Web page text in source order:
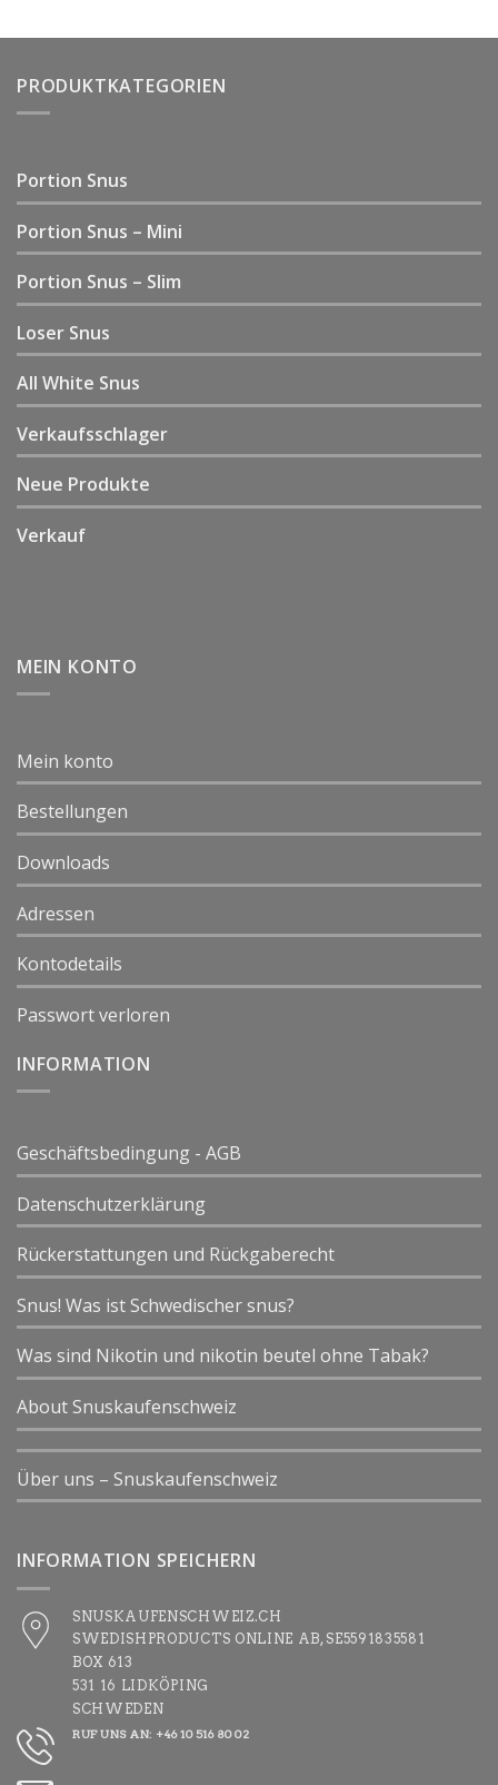
PRODUKTKATEGORIEN
Portion Snus
Portion Snus – Mini
Portion Snus – Slim
Loser Snus
All White Snus
Verkaufsschlager
Neue Produkte
Verkauf
MEIN KONTO
Mein konto
Bestellungen
Downloads
Adressen
Kontodetails
Passwort verloren
INFORMATION
Geschäftsbedingung - AGB
Datenschutzerklärung
Rückerstattungen und Rückgaberecht
Snus! Was ist Schwedischer snus?
Was sind Nikotin und nikotin beutel ohne Tabak?
About Snuskaufenschweiz
Über uns – Snuskaufenschweiz
INFORMATION SPEICHERN
SNUSKAUFENSCHWEIZ.CH
SWEDISHPRODUCTS ONLINE AB, SE5591835581
BOX 613
531 16 LIDKÖPING
SCHWEDEN
RUF UNS AN: +46 10 516 80 02